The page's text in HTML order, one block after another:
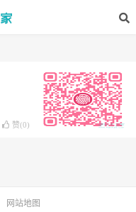
赞(0)
网站地图